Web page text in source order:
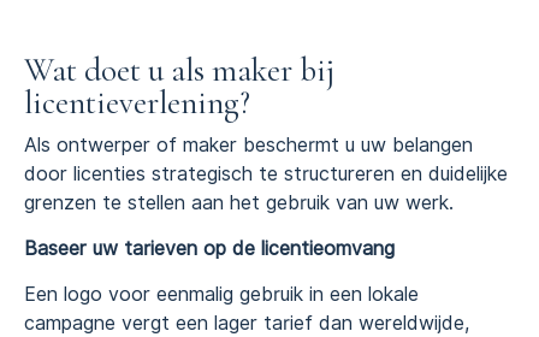
Wat doet u als maker bij
licentieverlening?
Als ontwerper of maker beschermt u uw belangen
door licenties strategisch te structureren en duidelijke
grenzen te stellen aan het gebruik van uw werk.
Baseer uw tarieven op de licentieomvang
Een logo voor eenmalig gebruik in een lokale
campagne vergt een lager tarief dan wereldwijde,